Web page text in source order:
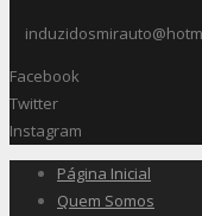
Facebook
Twitter
Instagram
Página Inicial
Quem Somos